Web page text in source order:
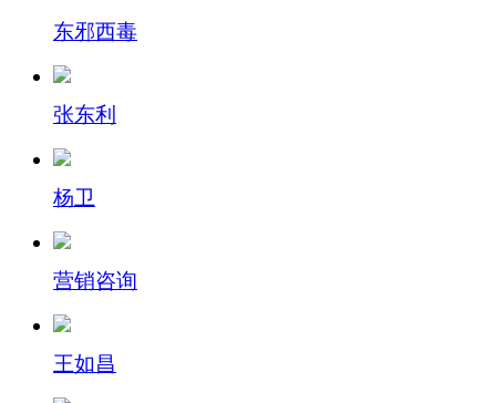
东邪西毒
张东利
杨卫
营销咨询
王如昌